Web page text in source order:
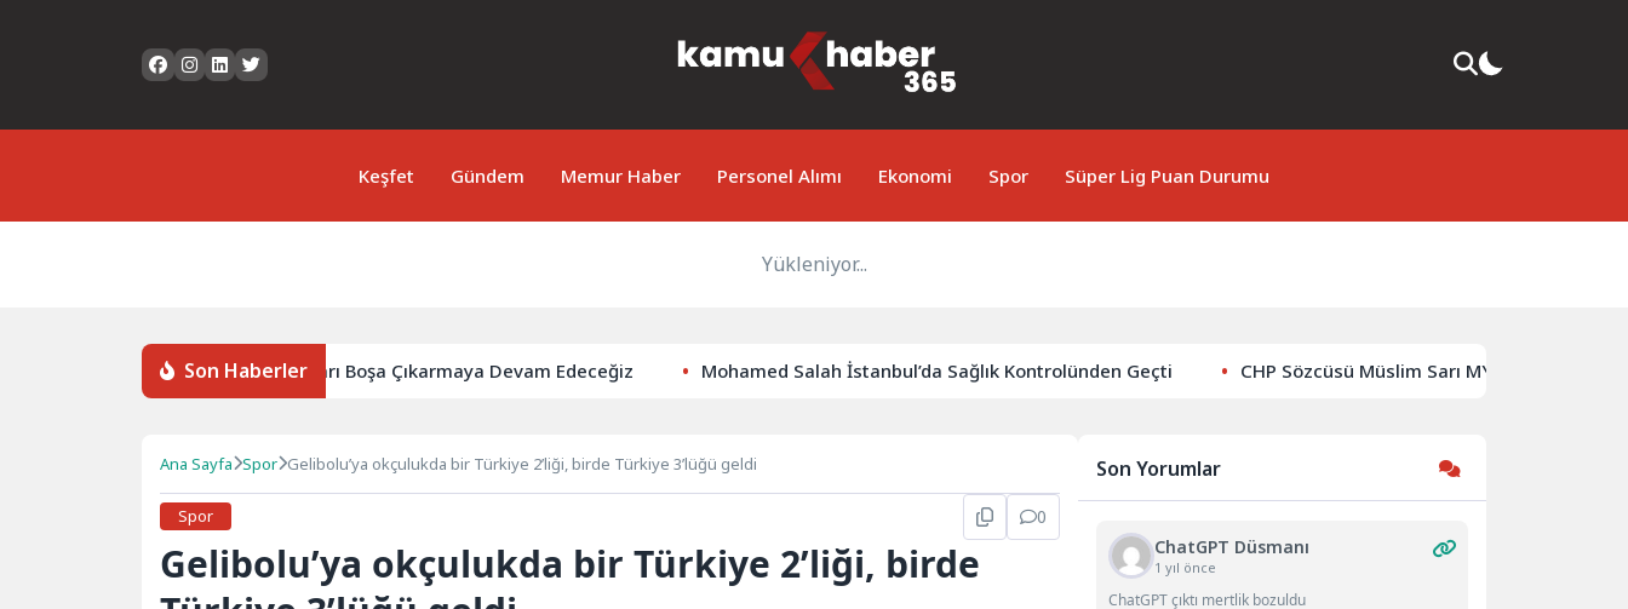
Keşfet Gündem Memur Haber Personel Alımı Ekonomi Spor Süper Lig Puan Durumu
Yükleniyor...
Son Haberler
Bölgemizdeki Emperyalist Tuzakları Boşa Çıkarmaya Devam Edeceğiz Mohamed Salah İstanbul’da Sağlık Kontrolünden Geçti CHP Sözcüsü Müslim Sarı MYK Gündemine
Ana Sayfa Spor Gelibolu’ya okçulukda bir Türkiye 2’liği, birde Türkiye 3’lüğü geldi
Spor 0
Gelibolu’ya okçulukda bir Türkiye 2’liği, birde
Son Yorumlar
ChatGPT Düsmanı
1 yıl önce
ChatGPT çıktı mertlik bozuldu